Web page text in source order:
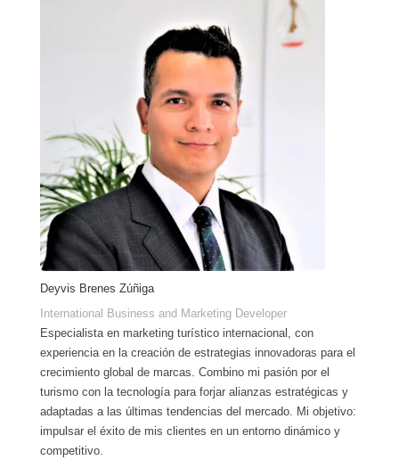
Deyvis Brenes Zúñiga
International Business and Marketing Developer
Especialista en marketing turístico internacional, con
experiencia en la creación de estrategias innovadoras para el
crecimiento global de marcas. Combino mi pasión por el
turismo con la tecnología para forjar alianzas estratégicas y
adaptadas a las últimas tendencias del mercado. Mi objetivo:
impulsar el éxito de mis clientes en un entorno dinámico y
competitivo.